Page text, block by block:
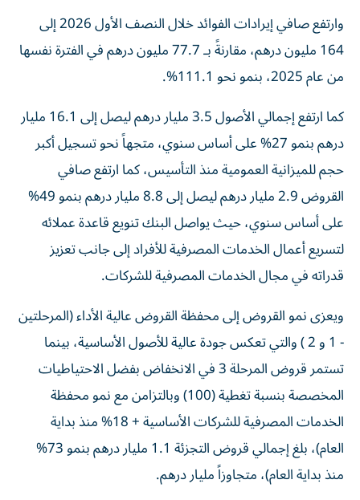
وارتفع صافي إيرادات الفوائد خلال النصف الأول 2026 إلى
164 مليون درهم، مقارنةً بـ 77.7 مليون درهم في الفترة نفسها
من عام 2025، بنمو نحو 111.1%.
كما ارتفع إجمالي الأصول 3.5 مليار درهم ليصل إلى 16.1 مليار
درهم بنمو 27% على أساس سنوي، متجهاً نحو تسجيل أكبر
حجم للميزانية العمومية منذ التأسيس، كما ارتفع صافي
القروض 2.9 مليار درهم ليصل إلى 8.8 مليار درهم بنمو 49%
على أساس سنوي، حيث يواصل البنك تنويع قاعدة عملائه
لتسريع أعمال الخدمات المصرفية للأفراد إلى جانب تعزيز
قدراته في مجال الخدمات المصرفية للشركات.
ويعزى نمو القروض إلى محفظة القروض عالية الأداء (المرحلتين
- 1 و 2 ) والتي تعكس جودة عالية للأصول الأساسية، بينما
تستمر قروض المرحلة 3 في الانخفاض بفضل الاحتياطيات
المخصصة بنسبة تغطية (100) وبالتزامن مع نمو محفظة
الخدمات المصرفية للشركات الأساسية + 18% منذ بداية
العام)، بلغ إجمالي قروض التجزئة 1.1 مليار درهم بنمو 73%
منذ بداية العام)، متجاوزاً مليار درهم.